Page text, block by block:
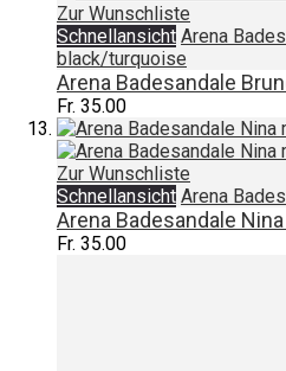
Zur Wunschliste
Schnellansicht Arena
black/turquoise
Arena Badesandale
Fr. 35.00
Zur Wunschliste
Schnellansicht Arena
Arena Badesandale
Fr. 35.00